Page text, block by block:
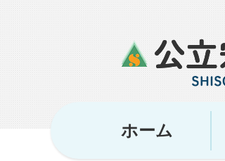
ホーム